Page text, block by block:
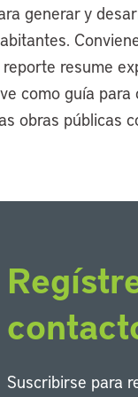
generar y
resume
como guía
obras públicas
Suscribirse para